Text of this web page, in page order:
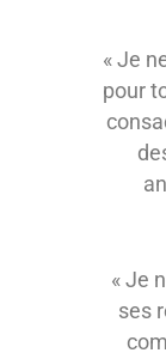
« Je
pour
« Je
ses